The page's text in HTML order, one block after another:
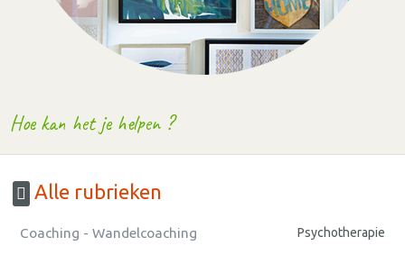
Hoe kan het je helpen ?
Alle rubrieken
Coaching - Wandelcoaching Psychotherapie